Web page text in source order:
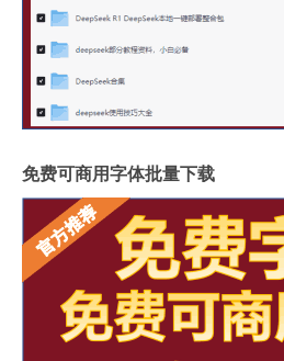
免费可商用字体批量下载